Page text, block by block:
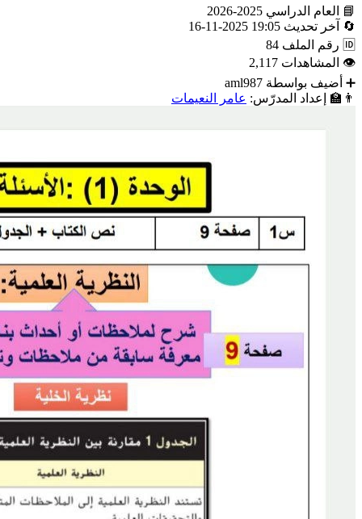
📘 العام الدراسي 2025-2026
🔄
آخر تحديث 19:05 2025-11-16
🆔 رقم الملف 84
👁 المشاهدات 2,117
➕ أضيف بواسطة aml987
👨‍🏫
إعداد المدرّس: عامر النعیمات